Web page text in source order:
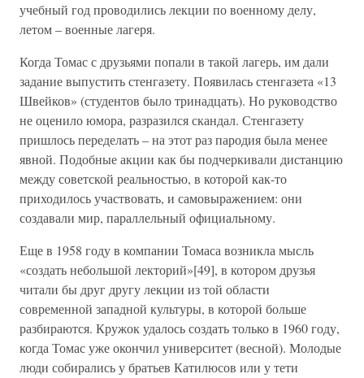
учебный год проводились лекции по военному делу,
летом – военные лагеря.
Когда Томас с друзьями попали в такой лагерь, им дали
задание выпустить стенгазету. Появилась стенгазета «13
Швейков» (студентов было тринадцать). Но руководство
не оценило юмора, разразился скандал. Стенгазету
пришлось переделать – на этот раз пародия была менее
явной. Подобные акции как бы подчеркивали дистанцию
между советской реальностью, в которой как-то
приходилось участвовать, и самовыражением: они
создавали мир, параллельный официальному.
Еще в 1958 году в компании Томаса возникла мысль
«создать небольшой лекторий»[49], в котором друзья
читали бы друг другу лекции из той области
современной западной культуры, в которой больше
разбираются. Кружок удалось создать только в 1960 году,
когда Томас уже окончил университет (весной). Молодые
люди собирались у братьев Катилюсов или у тети